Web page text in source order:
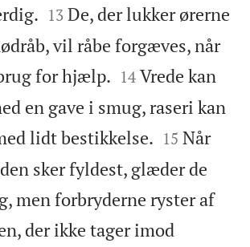


13 De, der lukker ørerne
vil råbe forgæves, når
for hjælp. 

14 Vrede kan
en gave i smug, raseri kan
lidt bestikkelse. 

15 Når
sker fyldest, glæder de
men forbryderne ryster af
der ikke tager imod